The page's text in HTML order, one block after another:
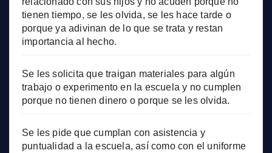
tienen tiempo, se les olvida, se les hace tarde o
porque ya adivinan de lo que se trata y restan
importancia al hecho.
Se les solicita que traigan materiales para algún
trabajo o experimento en la escuela y no cumplen
porque no tienen dinero o porque se les olvida.
Se les pide que cumplan con asistencia y
puntualidad a la escuela, así como con el uniforme